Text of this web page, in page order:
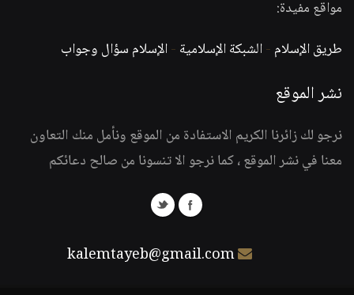
مواقع مفيدة:
طريق الإسلام -الشبكة الإسلامية -الإسلام سؤال وجواب
نشر الموقع
نرجو لك زائرنا الكريم الاستفادة من الموقع ونأمل منك التعاون
معنا في نشر الموقع ، كما نرجو الا تنسونا من صالح دعائكم
kalemtayeb@gmail.com